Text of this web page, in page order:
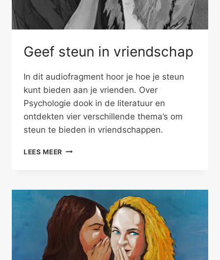
Geef steun in vriendschap
In dit audiofragment hoor je hoe je steun
kunt bieden aan je vrienden. Over
Psychologie dook in de literatuur en
ontdekten vier verschillende thema’s om
steun te bieden in vriendschappen.
LEES MEER GEEF